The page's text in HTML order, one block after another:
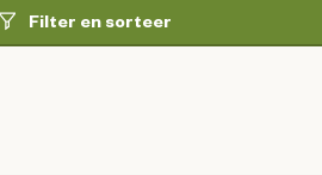
Filter en sorteer